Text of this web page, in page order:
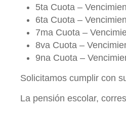
5ta Cuota –
6ta Cuota –
7ma Cuota –
8va Cuota –
9na Cuota –
Solicitamos cumplir con
La pensión escolar,